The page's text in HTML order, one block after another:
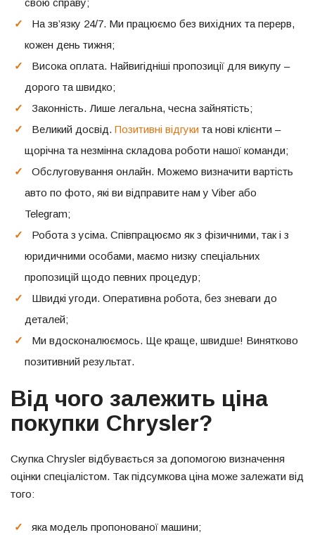
свою справу;
На зв’язку 24/7. Ми працюємо без вихідних та перерв,
кожен день тижня;
Висока оплата. Найвигідніші пропозиції для викупу –
дорого та швидко;
Законність. Лише легальна, чесна зайнятість;
Великий досвід. Позитивні відгуки та нові клієнти –
щорічна та незмінна складова роботи нашої команди;
Обслуговування онлайн. Можемо визначити вартість
авто по фото, які ви відправите нам у Viber або
Telegram;
Робота з усіма. Співпрацюємо як з фізичними, так і з
юридичними особами, маємо низку спеціальних
пропозицій щодо певних процедур;
Швидкі угоди. Оперативна робота, без зневаги до
деталей;
Ми вдосконалюємось. Ще краще, швидше! Винятково
позитивний результат.
Від чого залежить ціна
покупки Chrysler?
Скупка Chrysler відбувається за допомогою визначення
оцінки спеціалістом. Так підсумкова ціна може залежати від
того:
яка модель пропонованої машини;